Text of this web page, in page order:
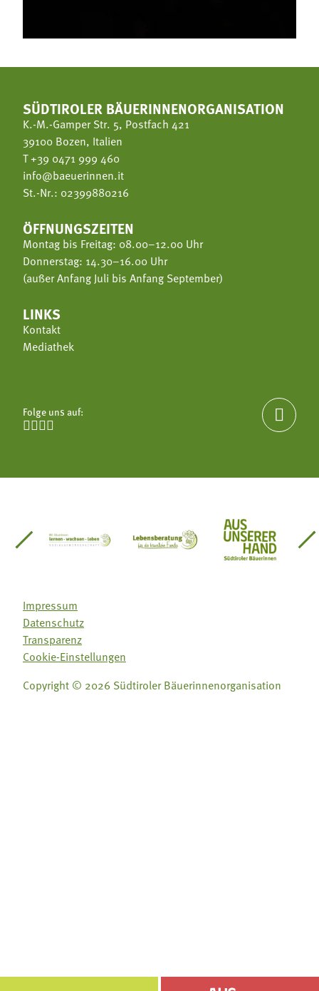
SÜDTIROLER BÄUERINNENORGANISATION
K.-M.-Gamper Str. 5, Postfach 421
39100 Bozen, Italien
T+39 0471 999 460
info@baeuerinnen.it
St.-Nr.: 02399880216
ÖFFNUNGSZEITEN
Montag bis Freitag: 08.00–12.00 Uhr
Donnerstag: 14.30–16.00 Uhr
(außer Anfang Juli bis Anfang September)
LINKS
Kontakt
Mediathek
Folge uns auf:
   

Südtirol
Gärtnervereinigung
Sozialgenossenschaft Mit Bäuerinnen lernen -
Lebensberatung für dieAus unserer
Impressum
Datenschutz
Transparenz
Cookie-Einstellungen
Copyright © 2026 Südtiroler Bäuerinnenorganisation